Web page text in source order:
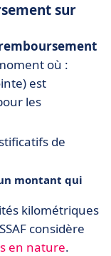
sur
où :
est
les
de
montant qui
kilométriques
considère
en nature.